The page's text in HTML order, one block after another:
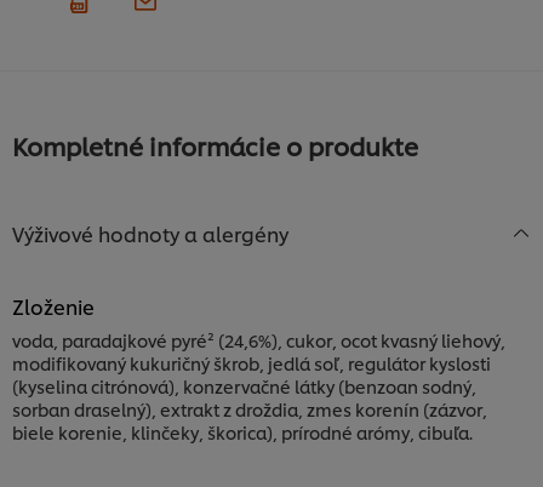
Kompletné informácie o produkte
Výživové hodnoty a alergény
Zloženie
voda, paradajkové pyré² (24,6%), cukor, ocot kvasný liehový,
modifikovaný kukuričný škrob, jedlá soľ, regulátor kyslosti
(kyselina citrónová), konzervačné látky (benzoan sodný,
sorban draselný), extrakt z droždia, zmes korenín (zázvor,
biele korenie, klinčeky, škorica), prírodné arómy, cibuľa.